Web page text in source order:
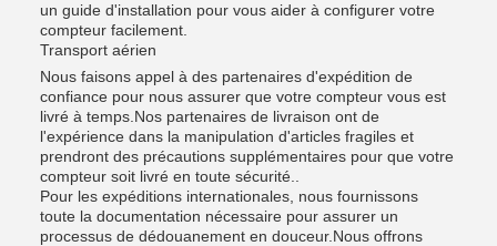
un guide d'installation pour vous aider à configurer votre
compteur facilement.
Transport aérien
Nous faisons appel à des partenaires d'expédition de
confiance pour nous assurer que votre compteur vous est
livré à temps.Nos partenaires de livraison ont de
l'expérience dans la manipulation d'articles fragiles et
prendront des précautions supplémentaires pour que votre
compteur soit livré en toute sécurité..
Pour les expéditions internationales, nous fournissons
toute la documentation nécessaire pour assurer un
processus de dédouanement en douceur.Nous offrons